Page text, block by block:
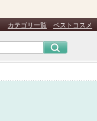
カテゴリ一覧 ベストコスメ